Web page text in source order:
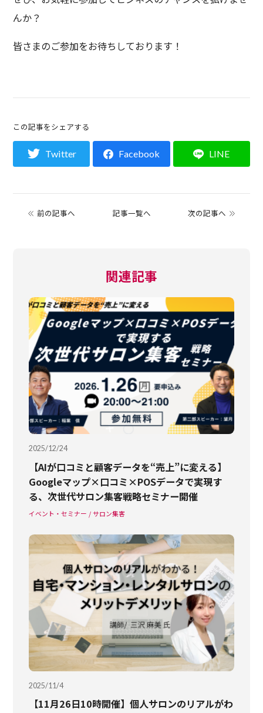
んか？
皆さまのご参加をお待ちしております！
この記事をシェアする
Twitter Facebook LINE
前の記事へ 記事一覧へ 次の記事へ
関連記事
2025/12/24
【AIが口コミと顧客データを“売上”に変える】
Googleマップ×口コミ×POSデータで実現す
る、次世代サロン集客戦略セミナー開催
イベント・セミナー サロン集客
2025/11/4
【11月26日10時開催】個人サロンのリアルがわ